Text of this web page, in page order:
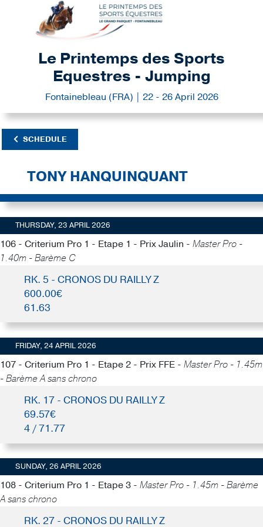
Le Printemps des Sports
Equestres - Jumping
Fontainebleau (FRA) | 22 - 26 April 2026
SCHEDULE
TONY HANQUINQUANT
THURSDAY, 23 APRIL 2026
106 - Criterium Pro 1 - Etape 1 - Prix Jaulin - Master Pro -
1.40m - Barème C
RK. 5 - CRONOS DU RAILLY Z
600.00€
61.63
FRIDAY, 24 APRIL 2026
107 - Criterium Pro 1 - Etape 2 - Prix FFE - Master Pro - 1.45m
- Barème A sans chrono
RK. 17 - CRONOS DU RAILLY Z
69.57€
4 / 71.77
SUNDAY, 26 APRIL 2026
108 - Criterium Pro 1 - Etape 3 - Master Pro - 1.45m - Barème
A sans chrono
RK. 27 - CRONOS DU RAILLY Z